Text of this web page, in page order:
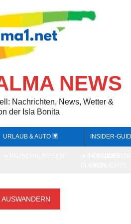
NEWS
Nachrichten, News, Wetter &
der Isla Bonita
URLAUB & AUTO INSIDER-
AUSWANDERN